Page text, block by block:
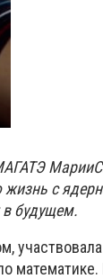
Марии
с
в будущем.